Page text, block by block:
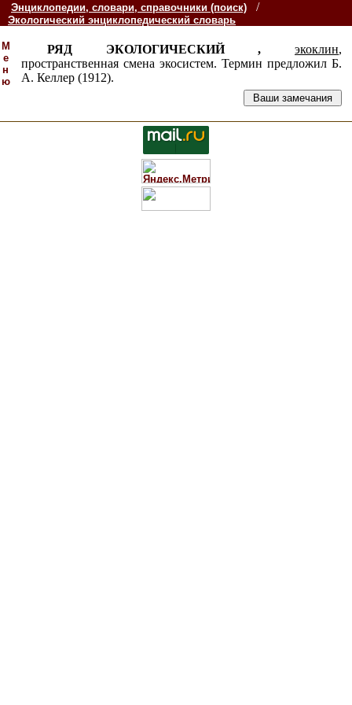
Энциклопедии, словари, справочники (поиск) /
Экологический энциклопедический словарь
М
е
н
ю
РЯД ЭКОЛОГИЧЕСКИЙ , экоклин,
пространственная смена экосистем. Термин предложил Б.
А. Келлер (1912).